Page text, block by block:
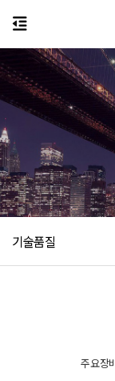
기술품질
주요장